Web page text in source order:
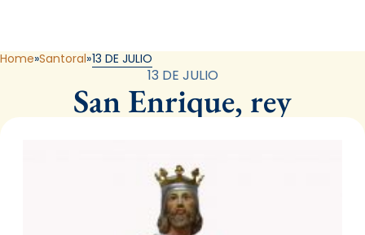
Home Santoral 13 DE JULIO
13 DE JULIO
San Enrique, rey